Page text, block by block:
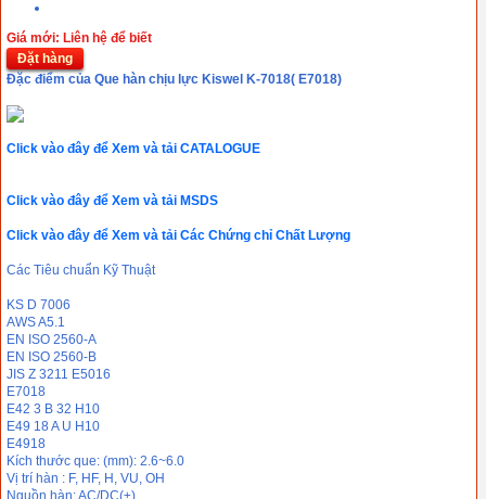
Giá mới: Liên hệ để biết
Đặt hàng
Đặc điểm của Que hàn chịu lực Kiswel K-7018( E7018)
Click vào đây để Xem và tải CATALOGUE
Click vào đây để Xem và tải MSDS
Click vào đây để Xem và tải Các Chứng chỉ Chất Lượng
Các Tiêu chuẩn Kỹ Thuật
KS D 7006
AWS A5.1
EN ISO 2560-A
EN ISO 2560-B
JIS Z 3211 E5016
E7018
E42 3 B 32 H10
E49 18 A U H10
E4918
Kích thước que: (mm): 2.6~6.0
Vị trí hàn : F, HF, H, VU, OH
Nguồn hàn: AC/DC(±)